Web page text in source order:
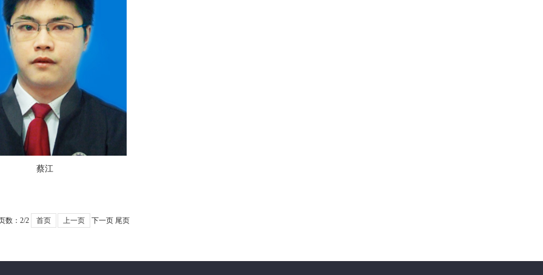
蔡江
数： 2/2 首页 上一页 下一页 尾页